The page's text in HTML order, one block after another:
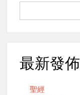
最新發佈
聖經